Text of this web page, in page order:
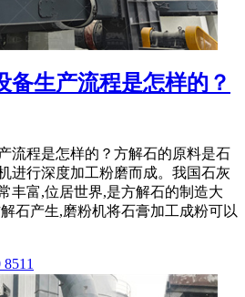
备生产流程是怎样的？
流程是怎样的？方解石的原料是石
进行深度加工粉磨而成。我国石灰
丰富,位居世界,是方解石的制造大
石产生,磨粉机将石膏加工成粉可以